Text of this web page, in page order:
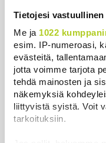
Tietojesi vastuullinen
Me ja 1022
esim. IP-numeroasi,
evästeitä,
jotta voimme tarjota
tehdä mainosten ja
näkemyksiä
liittyvistä syistä. Voit
tarkoituksiin.
Uutiset | 6.8.2026 11:56
Viime vuonna
lisätään liikkumista
Uutiset | 6.8.2026 11:24
Trump kiistää
ja ammuksista